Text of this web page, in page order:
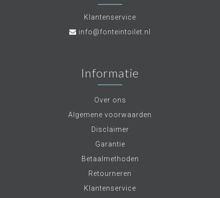
Klantenservice
info@fonteintoilet.nl
Informatie
Over ons
Algemene voorwaarden
Disclaimer
Garantie
Betaalmethoden
Retourneren
Klantenservice